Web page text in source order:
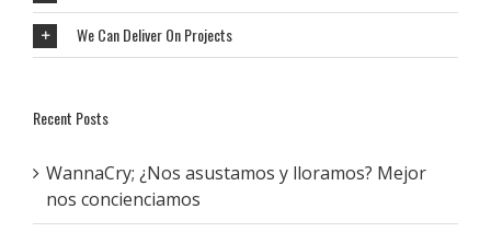
We Can Deliver On Projects
Recent Posts
WannaCry; ¿Nos asustamos y lloramos? Mejor
nos concienciamos